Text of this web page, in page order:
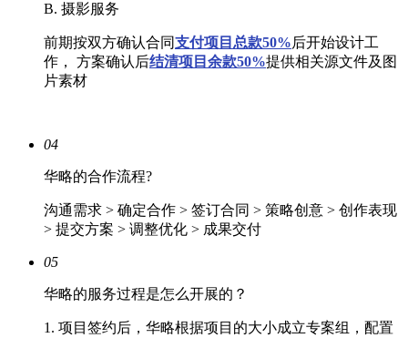
B. 摄影服务
前期按双方确认合同支付项目总款50%后开始设计工
作， 方案确认后结清项目余款50%提供相关源文件及图
片素材
04
华略的合作流程?
沟通需求 > 确定合作 > 签订合同 > 策略创意 > 创作表现
> 提交方案 > 调整优化 > 成果交付
05
华略的服务过程是怎么开展的？
1. 项目签约后，华略根据项目的大小成立专案组，配置